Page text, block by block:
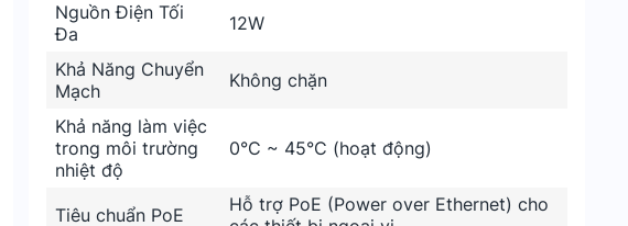
Nguồn Điện Tối
Đa
12W
Khả Năng Chuyển
Mạch
Không chặn
Khả năng làm việc
trong môi trường
nhiệt độ
0°C ~ 45°C (hoạt động)
Tiêu chuẩn PoE
Hỗ trợ PoE (Power over Ethernet) cho